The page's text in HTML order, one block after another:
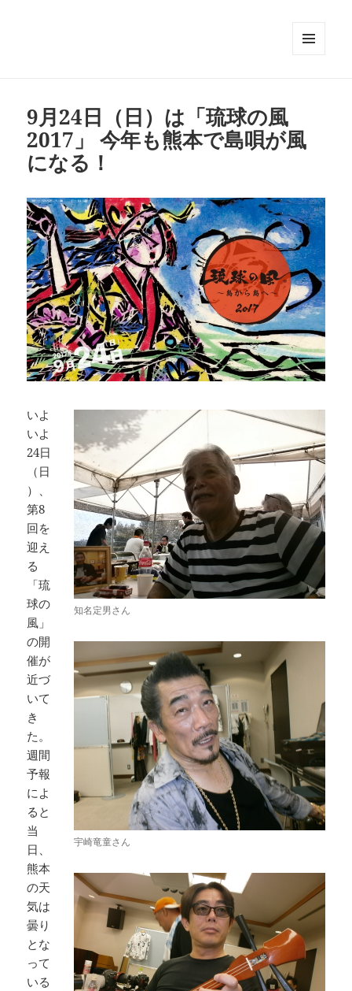
9月24日（日）は「琉球の風
2017」 今年も熊本で島唄が風
になる！
知名定男さん
宇崎竜童さん
いよ
いよ
24日
（日
）、
第8
回を
迎え
る
「琉
球の
風」
の開
催が
近づ
いて
き
た。
週間
予報
によ
ると
当
日、
熊本
の天
気は
曇り
とな
って
いる